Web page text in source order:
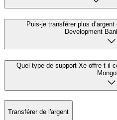
Puis-je transférer plus
Development
Quel type de support Xe offre-t-il
Transférer de l'argent